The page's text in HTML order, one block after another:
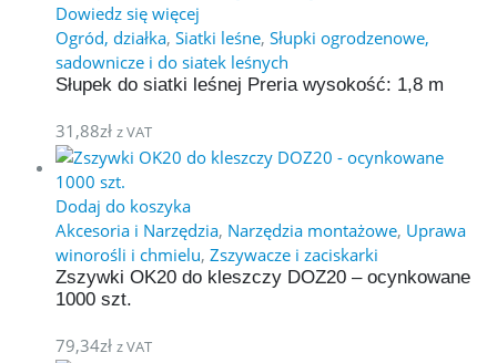
Dowiedz się więcej
Ogród, działka, Siatki leśne, Słupki ogrodzenowe,
sadownicze i do siatek leśnych
Słupek do siatki leśnej Preria wysokość: 1,8 m
31,88zł z VAT
Dodaj do koszyka
Akcesoria i Narzędzia, Narzędzia montażowe, Uprawa
winorośli i chmielu, Zszywacze i zaciskarki
Zszywki OK20 do kleszczy DOZ20 – ocynkowane
1000 szt.
79,34zł z VAT